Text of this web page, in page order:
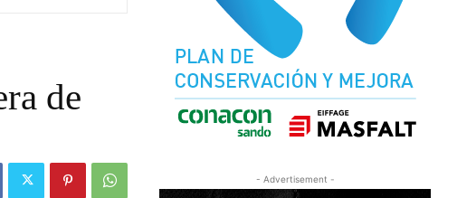
de
- Advertisement -